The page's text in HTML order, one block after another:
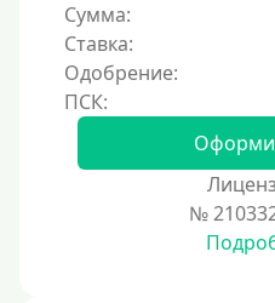
Сумма:
Ставка:
Одобрение:
№